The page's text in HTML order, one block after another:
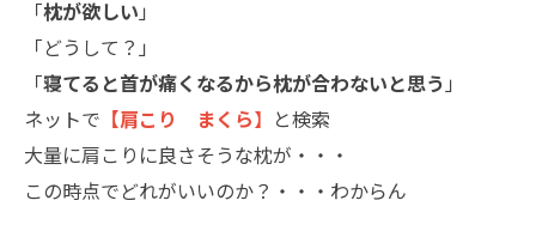
「 枕が欲しい 」
「どうして？」
「 寝てると首が痛くなるから枕が合わないと思う 」
ネットで 【肩こり まくら 】
と検索
大量に肩こりに良さそうな枕が・・・
この時点でどれがいいのか？・・・わからん